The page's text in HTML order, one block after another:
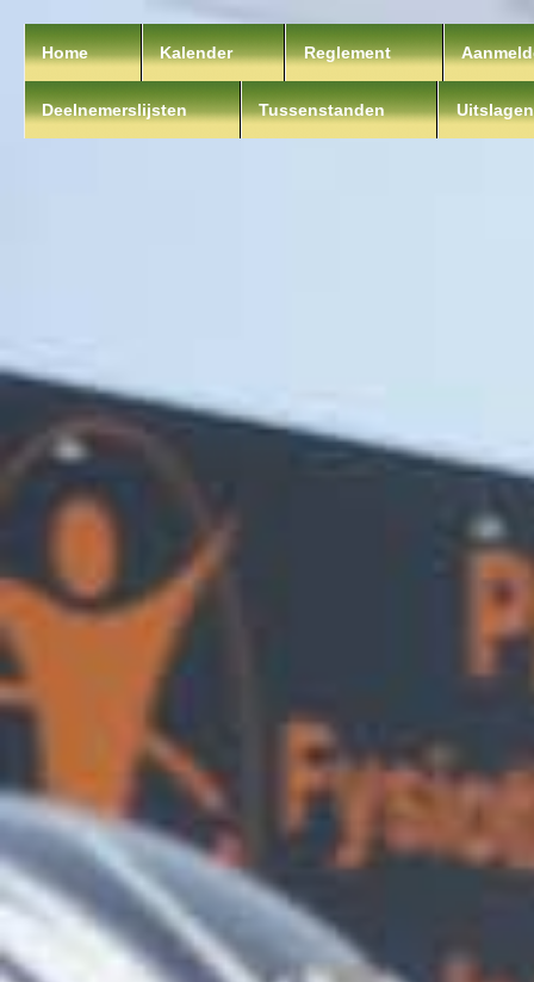
Home Kalender Reglement
Deelnemerslijsten Tussenstanden